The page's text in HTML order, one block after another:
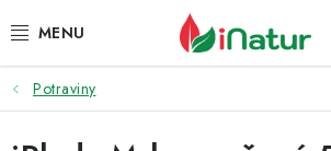
na
POTRAVINY
Potraviny